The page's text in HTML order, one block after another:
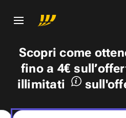
Scopri come
fino a 4€
illimitati